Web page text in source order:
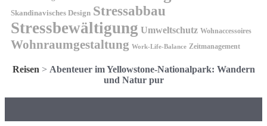
Skandinavisches Design Stressabbau
Stressbewältigung Umweltschutz Wohnaccessoires
Wohnraumgestaltung Work-Life-Balance Zeitmanagement
Reisen > Abenteuer im Yellowstone-Nationalpark: Wandern
und Natur pur